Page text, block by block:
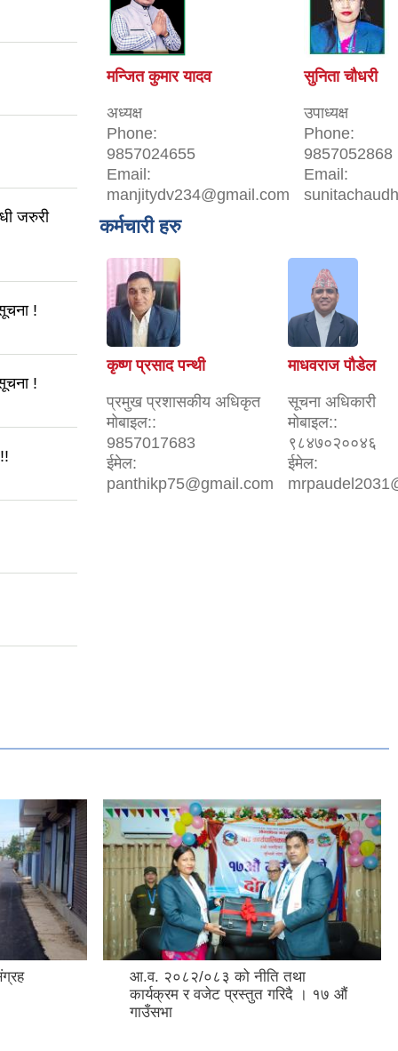
जरुरी
!
!
मन्जित कुमार यादव
अध्यक्ष
Phone:
9857024655
Email:
manjitydv234@gmail.com
सुनिता चौधरी
उपाध्यक्ष
Phone:
9857052868
Email:
कर्मचारी हरु
कृष्ण प्रसाद पन्थी
प्रमुख प्रशासकीय अधिकृत
मोबाइल::
9857017683
ईमेल:
panthikp75@gmail.com
माधवराज पौडेल
सूचना अधिकारी
मोबाइल::
९८४७०२००४६
ईमेल:
आ.व. २०८२/०८३ को नीति तथा
कार्यक्रम र वजेट प्रस्तुत गरिदै । १७ औं
गाउँसभा